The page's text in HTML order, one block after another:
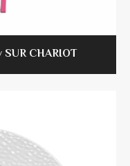
CHARIOT